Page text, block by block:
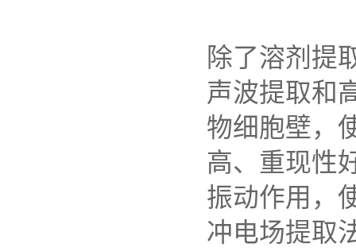
除了溶剂提
声波提取和
物细胞壁，
高、重现性
振动作用，
冲电场提取